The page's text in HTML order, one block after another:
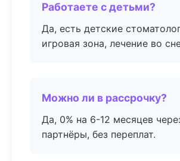
Работаете с детьми?
Да, есть детские
игровая зона, лечение во
Можно ли в рассрочку?
Да, 0% на 6-12 месяцев
партнёры, без переплат.